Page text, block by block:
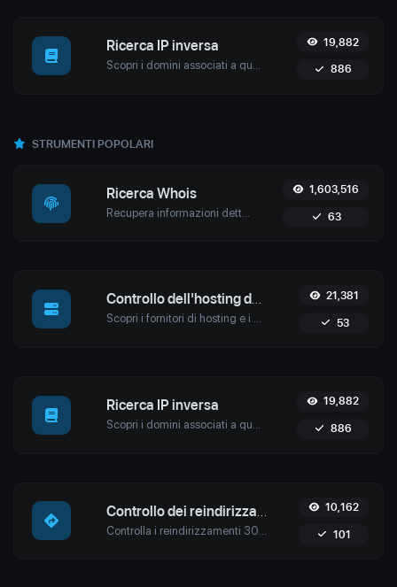
Ricerca IP inversa
Scopri i domini associati a qualsiasi IP utilizzando lo strumento di Reverse IP Lookup di Uptime4. Ideale per la cybersecurity, l'analisi dell'hosting web e l'ottimizzazione SEO.
19,882
886
STRUMENTI POPOLARI
Ricerca Whois 1,603,516
63
Controllo dell'hosting del sito web
Scopri i fornitori di hosting e i dettagli del server di qualsiasi sito web con lo strumento di verifica dell'hosting di Uptime4. Esegui analisi competitive, risolvi problemi e altro ancora.
21,381
53
Ricerca IP inversa 19,882
886
10,162
101